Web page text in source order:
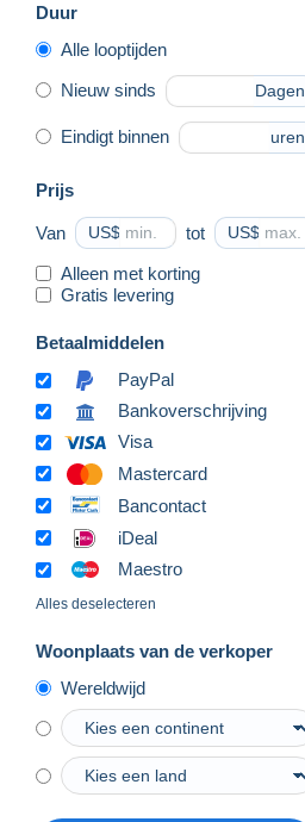
Duur
Alle looptijden
Nieuw sinds Dagen
Eindigt binnen uren
Prijs
Van US$ tot US$
Alleen met korting
Gratis levering
Betaalmiddelen
PayPal
Bankoverschrijving
Visa
Mastercard
Bancontact
iDeal
Maestro
Alles deselecteren
Woonplaats van de verkoper
Wereldwijd